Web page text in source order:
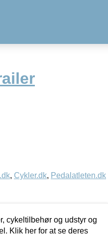
, Cykler.dk, Pedalatleten.dk
cykeltilbehør og udstyr og
Klik her for at se deres